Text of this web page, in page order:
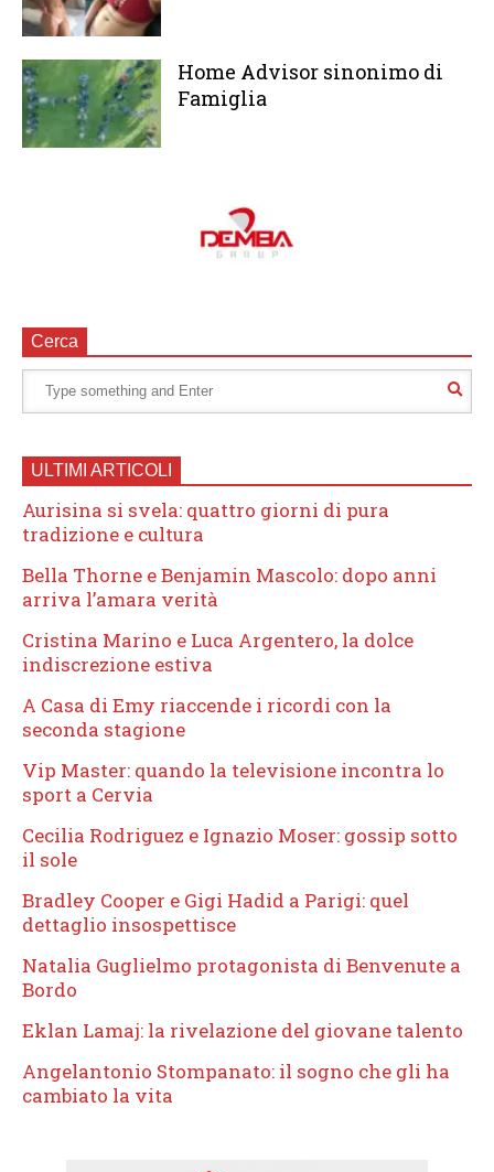
Home Advisor sinonimo di
Famiglia
Cerca
ULTIMI ARTICOLI
Aurisina si svela: quattro giorni di pura
tradizione e cultura
Bella Thorne e Benjamin Mascolo: dopo anni
arriva l’amara verità
Cristina Marino e Luca Argentero, la dolce
indiscrezione estiva
A Casa di Emy riaccende i ricordi con la
seconda stagione
Vip Master: quando la televisione incontra lo
sport a Cervia
Cecilia Rodriguez e Ignazio Moser: gossip sotto
il sole
Bradley Cooper e Gigi Hadid a Parigi: quel
dettaglio insospettisce
Natalia Guglielmo protagonista di Benvenute a
Bordo
Eklan Lamaj: la rivelazione del giovane talento
Angelantonio Stompanato: il sogno che gli ha
cambiato la vita